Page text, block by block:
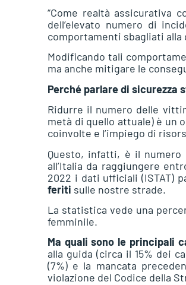
“Come realtà assicurativa
dell’elevato numero di
comportamenti sbagliati alla
Modificando tali
ma anche mitigare le
Perché parlare di sicurezza
Ridurre il numero delle
metà di quello attuale) è un
coinvolte e l’impiego di
Questo, infatti, è il numero
all’Italia da raggiungere
2022 i dati ufficiali (ISTAT)
feriti sulle nostre strade.
La statistica vede una
femminile.
Ma quali sono le principali
alla guida (circa il 15% dei
(7%) e la mancata
violazione del Codice della